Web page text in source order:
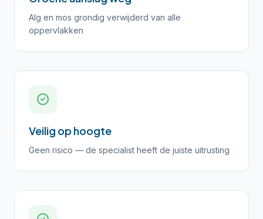
Alg en mos grondig verwijderd van alle
oppervlakken
Veilig op hoogte
Geen risico — de specialist heeft de juiste uitrusting